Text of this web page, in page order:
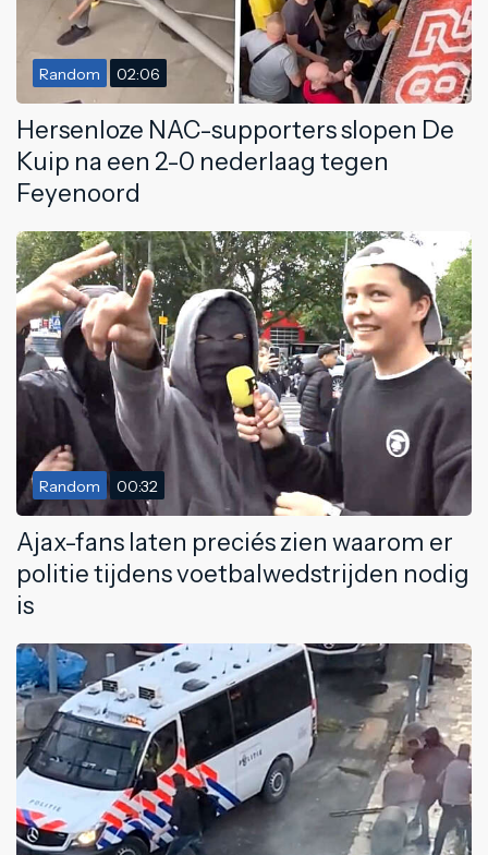
Random 02:06
Hersenloze NAC-supporters slopen De
Kuip na een 2-0 nederlaag tegen
Feyenoord
Random 00:32
Ajax-fans laten preciés zien waarom er
politie tijdens voetbalwedstrijden nodig
is